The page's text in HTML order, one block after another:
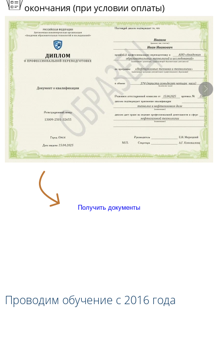
окончания (при условии оплаты)
Получить документы
Проводим обучение с 2016 года